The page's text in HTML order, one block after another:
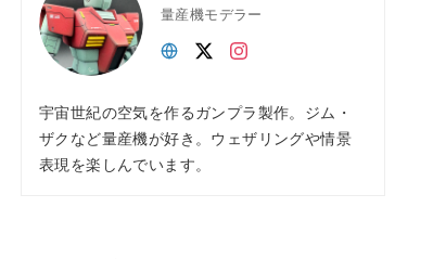
量産機モデラー
宇宙世紀の空気を作るガンプラ製作。ジム・
ザクなど量産機が好き。ウェザリングや情景
表現を楽しんでいます。